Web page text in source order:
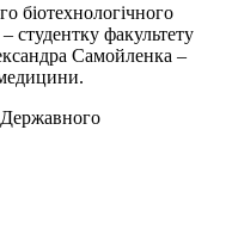
біотехнологічного
студентку факультету
Самойленка –
Державного